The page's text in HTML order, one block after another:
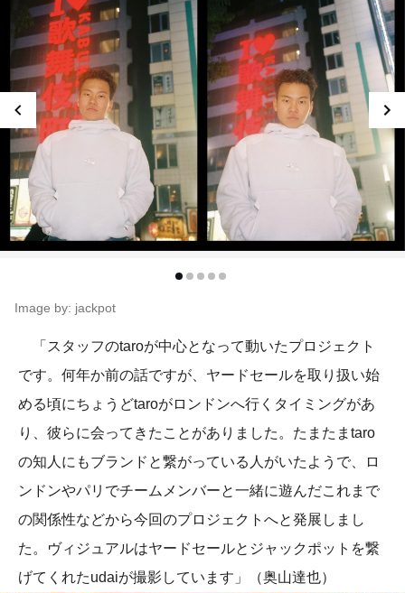
Image by: jackpot
「スタッフのtaroが中心となって動いたプロジェクト
です。何年か前の話ですが、ヤードセールを取り扱い始
める頃にちょうどtaroがロンドンへ行くタイミングがあ
り、彼らに会ってきたことがありました。たまたまtaro
の知人にもブランドと繋がっている人がいたようで、ロ
ンドンやパリでチームメンバーと一緒に遊んだこれまで
の関係性などから今回のプロジェクトへと発展しまし
た。ヴィジュアルはヤードセールとジャックポットを繋
げてくれたudaiが撮影しています」（奥山達也）